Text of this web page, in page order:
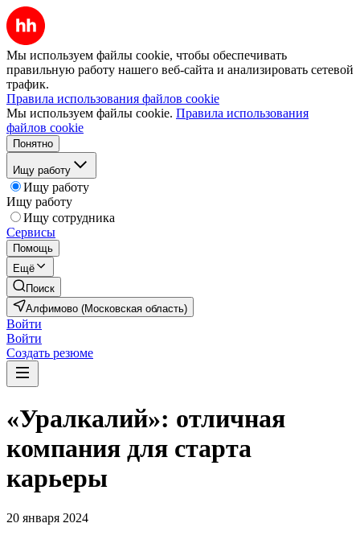
Мы используем файлы cookie, чтобы обеспечивать
правильную работу нашего веб-сайта и анализировать сетевой
трафик.
Правила использования файлов cookie
Мы используем файлы cookie. Правила использования
файлов cookie
Понятно
Ищу работу
Ищу работу
Ищу работу
Ищу сотрудника
Сервисы
Помощь
Ещё
Поиск
Алфимово (Московская область)
Войти
Войти
Создать резюме
«Уралкалий»: отличная
компания для старта
карьеры
20 января 2024